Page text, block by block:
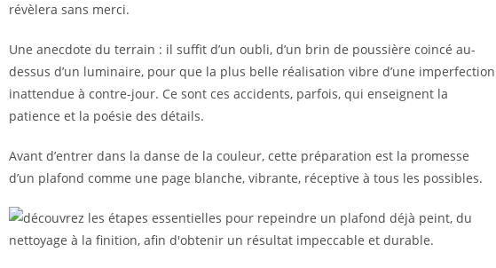
révèlera sans merci.
Une anecdote du terrain : il suffit d’un oubli, d’un brin de poussière coincé au-
dessus d’un luminaire, pour que la plus belle réalisation vibre d’une imperfection
inattendue à contre-jour. Ce sont ces accidents, parfois, qui enseignent la
patience et la poésie des détails.
Avant d’entrer dans la danse de la couleur, cette préparation est la promesse
d’un plafond comme une page blanche, vibrante, réceptive à tous les possibles.